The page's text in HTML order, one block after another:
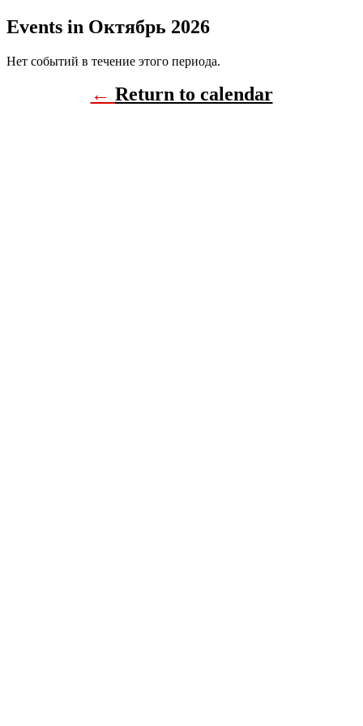
Events in Октябрь 2026
Нет событий в течение этого периода.
← Return to calendar